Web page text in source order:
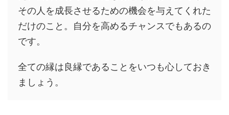
その人を成長させるための機会を与えてくれた
だけのこと。自分を高めるチャンスでもあるの
です。
全ての縁は良縁であることをいつも心しておき
ましょう。